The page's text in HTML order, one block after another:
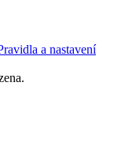
a nastavení